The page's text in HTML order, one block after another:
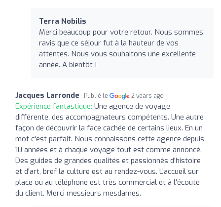
Terra Nobilis
Merci beaucoup pour votre retour. Nous sommes
ravis que ce séjour fut à la hauteur de vos
attentes. Nous vous souhaitons une excellente
année. A bientôt !
Jacques Larronde Publié le 2 years ago
Expérience fantastique: Une agence de voyage
différente, des accompagnateurs compétents. Une autre
façon de découvrir la face cachée de certains lieux. En un
mot c'est parfait. Nous connaissons cette agence depuis
10 années et à chaque voyage tout est comme annoncé.
Des guides de grandes qualités et passionnés d'histoire
et d'art, bref la culture est au rendez-vous. L'accueil sur
place ou au téléphone est très commercial et à l'écoute
du client. Merci messieurs mesdames.